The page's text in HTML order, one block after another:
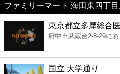
美容
コンビニ
薬局
ファミリーマート 海田東四丁
東京都立多摩総合
府中市武蔵台2-8-29に
国立 大学通り